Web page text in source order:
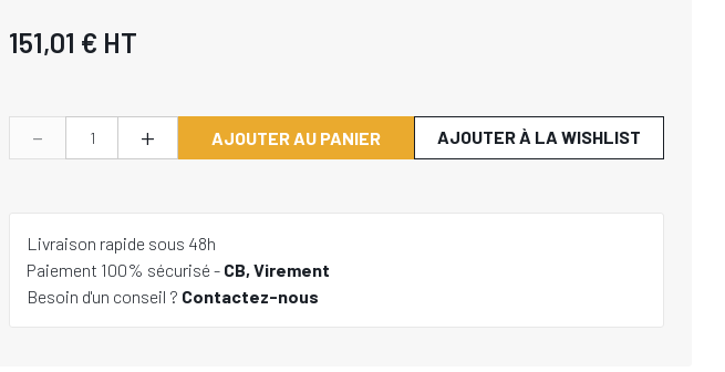
151,01 € HT
- + AJOUTER AU PANIER AJOUTER À LA WISHLIST
Livraison rapide sous 48h
Paiement 100% sécurisé - CB, Virement
Besoin d'un conseil ? Contactez-nous